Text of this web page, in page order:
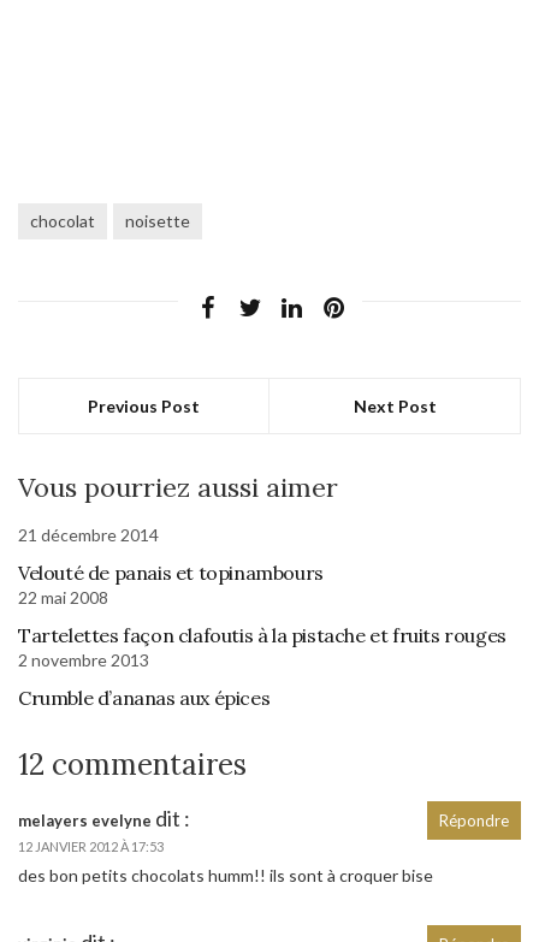
chocolat noisette
Previous Post Next Post
Vous pourriez aussi aimer
21 décembre 2014
Velouté de panais et topinambours
22 mai 2008
Tartelettes façon clafoutis à la pistache et fruits rouges
2 novembre 2013
Crumble d’ananas aux épices
12 commentaires
melayers evelyne dit :
12 JANVIER 2012 À 17:53
des bon petits chocolats humm!! ils sont à croquer bise
Répondre